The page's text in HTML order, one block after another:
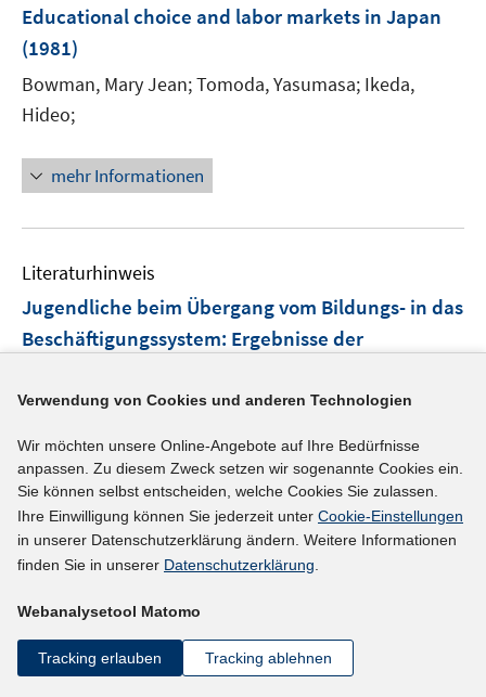
Educational choice and labor markets in Japan
(1981)
Bowman, Mary Jean;Tomoda, Yasumasa; Ikeda,
Hideo;
mehr Informationen
Literaturhinweis
Jugendliche beim Übergang vom Bildungs- in das
Beschäftigungssystem: Ergebnisse der
Untersuchung(1980)
Saterdag, Hermann; Stegmann, Heinz;
mehr Informationen
Verwandtschaft von Ausbildungsberufen
Verwendung von Cookies und anderen Technologien
Wir möchten unsere Online-Angebote auf Ihre Bedürfnisse
anpassen. Zu diesem Zweck setzen wir sogenannte Cookies ein.
Sie können selbst entscheiden, welche Cookies Sie zulassen.
Ihre Einwilligung können Sie jederzeit unter Cookie-Einstellungen
in unserer Datenschutzerklärung ändern. Weitere Informationen
finden Sie in unserer Datenschutzerklärung.
Webanalysetool Matomo
Tracking erlauben Tracking ablehnen